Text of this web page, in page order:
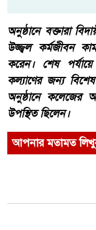
​অনুষ্ঠানে বক্তারা
উজ্জ্বল কর্মজীবন
করেন। শেষ পর্যায়ে
কল্যাণের জন্য
অনুষ্ঠানে কলেজের
উপস্থিত ছিলেন।
আপনার মতামত